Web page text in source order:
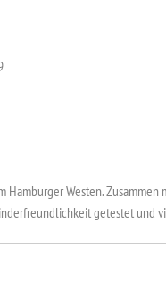
Westen.
getestet und